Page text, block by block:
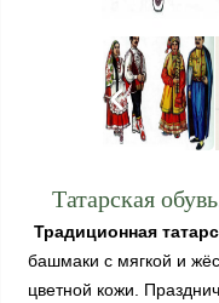
Татарская
Традиционная
башмаки с мягкой и
цветной кожи.